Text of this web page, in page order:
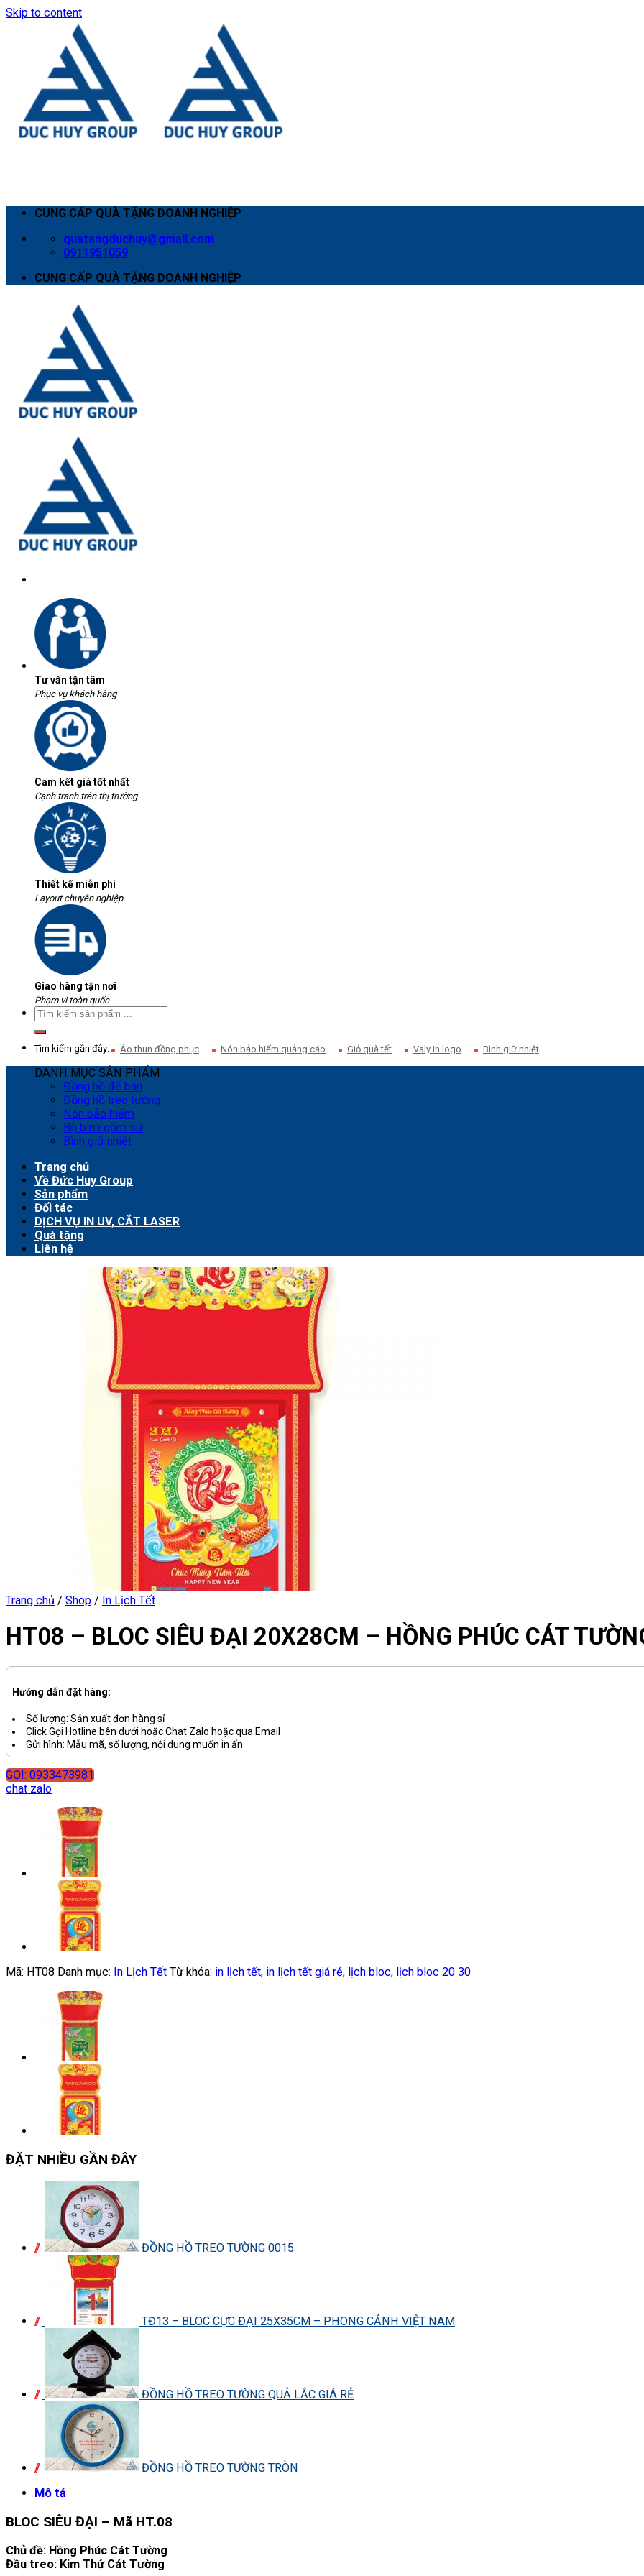
Skip to content
CUNG CẤP QUÀ TẶNG DOANH NGHIỆP
quatangduchuy@gmail.com
0911951059
CUNG CẤP QUÀ TẶNG DOANH NGHIỆP
Tư vấn tận tâm
Phục vụ khách hàng
Cam kết giá tốt nhất
Cạnh tranh trên thị trường
Thiết kế miễn phí
Layout chuyên nghiệp
Giao hàng tận nơi
Phạm vi toàn quốc
Tìm kiếm gần đây: Áo thun đồng phục Nón bảo hiểm quảng cáo Giỏ quà tết Valy in logo Bình giữ nhiệt
DANH MỤC SẢN PHẨM
Đồng hồ để bàn
Đồng hồ treo tường
Nón bảo hiểm
Bộ bình gốm sứ
Bình giữ nhiệt
Trang chủ
Về Đức Huy Group
Sản phẩm
Đối tác
DỊCH VỤ IN UV, CẮT LASER
Quà tặng
Liên hệ
Trang chủ / Shop / In Lịch Tết
HT08 – BLOC SIÊU ĐẠI 20X28CM – HỒNG PHÚC CÁT
Hướng dẫn đặt hàng:
Số lượng: Sản xuất đơn hàng sỉ
Click Gọi Hotline bên dưới hoặc Chat Zalo hoặc qua Email
Gửi hình: Mẫu mã, số lượng, nội dung muốn in ấn
GỌI: 0933473981
chat zalo
Mã: HT08 Danh mục: In Lịch Tết Từ khóa: in lịch tết, in lịch tết giá rẻ, lịch bloc, lịch bloc 20 30
ĐẶT NHIỀU GẦN ĐÂY
ĐỒNG HỒ TREO TƯỜNG 0015
TĐ13 – BLOC CỰC ĐẠI 25X35CM – PHONG CẢNH VIỆT NAM
ĐỒNG HỒ TREO TƯỜNG QUẢ LẮC GIÁ RẺ
ĐỒNG HỒ TREO TƯỜNG TRÒN
Mô tả
BLOC SIÊU ĐẠI – Mã HT.08
Chủ đề: Hồng Phúc Cát Tường
Đầu treo: Kim Thử Cát Tường